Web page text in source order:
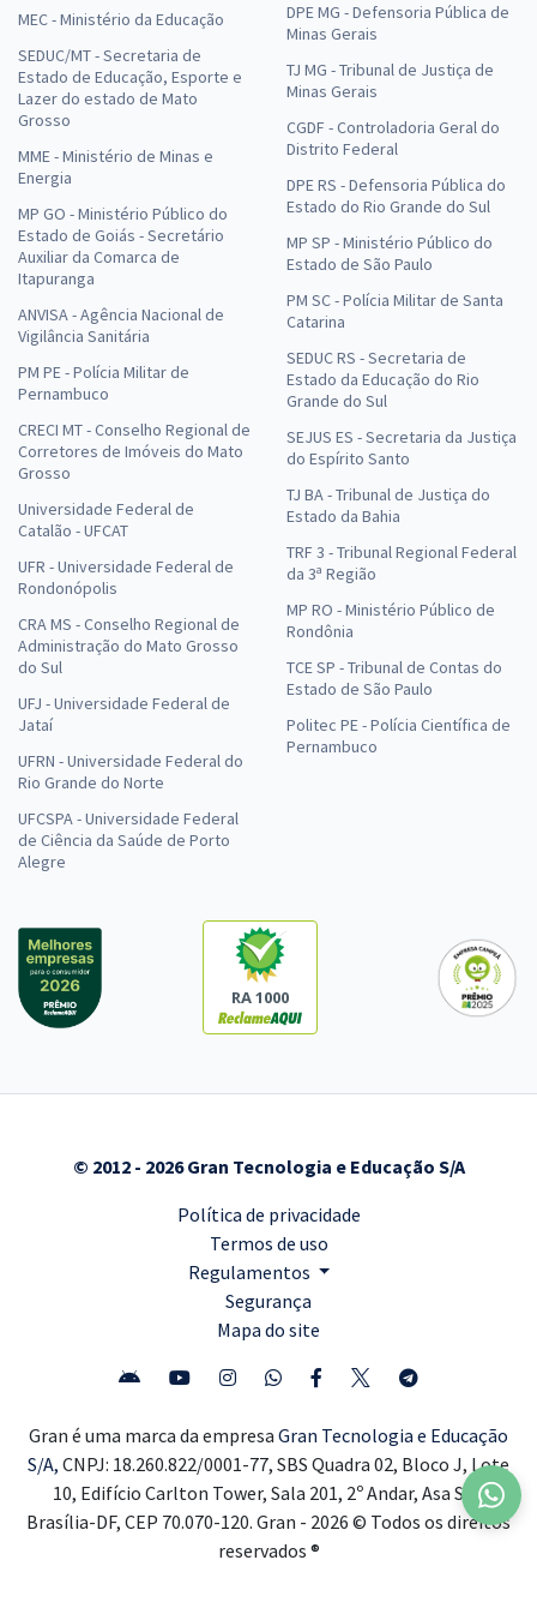
MEC - Ministério da Educação
SEDUC/MT - Secretaria de
Estado de Educação, Esporte e
Lazer do estado de Mato
Grosso
MME - Ministério de Minas e
Energia
MP GO - Ministério Público do
Estado de Goiás - Secretário
Auxiliar da Comarca de
Itapuranga
ANVISA - Agência Nacional de
Vigilância Sanitária
PM PE - Polícia Militar de
Pernambuco
CRECI MT - Conselho Regional de
Corretores de Imóveis do Mato
Grosso
Universidade Federal de
Catalão - UFCAT
UFR - Universidade Federal de
Rondonópolis
CRA MS - Conselho Regional de
Administração do Mato Grosso
do Sul
UFJ - Universidade Federal de
Jataí
UFRN - Universidade Federal do
Rio Grande do Norte
UFCSPA - Universidade Federal
de Ciência da Saúde de Porto
Alegre
DPE MG - Defensoria Pública de
Minas Gerais
TJ MG - Tribunal de Justiça de
Minas Gerais
CGDF - Controladoria Geral do
Distrito Federal
DPE RS - Defensoria Pública do
Estado do Rio Grande do Sul
MP SP - Ministério Público do
Estado de São Paulo
PM SC - Polícia Militar de Santa
Catarina
SEDUC RS - Secretaria de
Estado da Educação do Rio
Grande do Sul
SEJUS ES - Secretaria da Justiça
do Espírito Santo
TJ BA - Tribunal de Justiça do
Estado da Bahia
TRF 3 - Tribunal Regional Federal
da 3ª Região
MP RO - Ministério Público de
Rondônia
TCE SP - Tribunal de Contas do
Estado de São Paulo
Politec PE - Polícia Científica de
Pernambuco
RA 1000
© 2012 - 2026 Gran Tecnologia e Educação S/A
Política de privacidade
Termos de uso
Regulamentos
Segurança
Mapa do site
Gran é uma marca da empresa Gran Tecnologia e Educação
S/A, CNPJ: 18.260.822/0001-77, SBS Quadra 02, Bloco J, Lote
10, Edifício Carlton Tower, Sala 201, 2º Andar, Asa Sul,
Brasília-DF, CEP 70.070-120. Gran - 2026 © Todos os direitos
reservados ®